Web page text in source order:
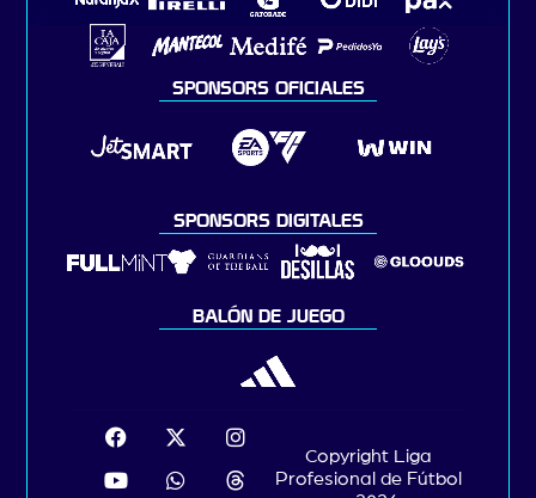
SPONSORS OFICIALES
SPONSORS DIGITALES
BALÓN DE JUEGO
Copyright Liga
Profesional de Fútbol